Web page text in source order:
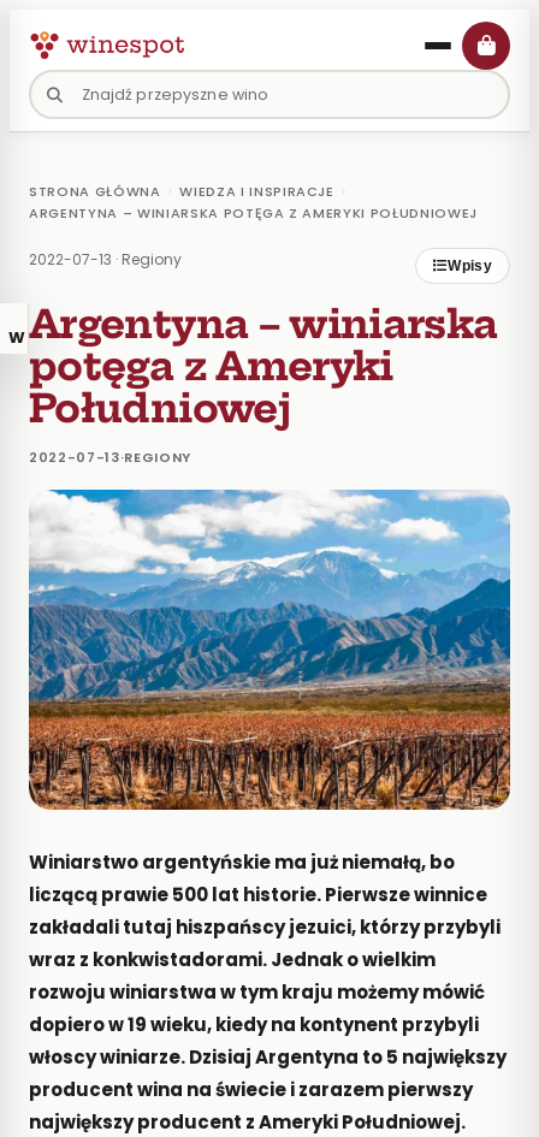
STRONA GŁÓWNA › WIEDZA I INSPIRACJE ›
ARGENTYNA – WINIARSKA POTĘGA Z AMERYKI POŁUDNIOWEJ
2022-07-13 · Regiony Wpisy
WPISY
BLOGA ×
SZUKAJ
BLOGU
Szukaj
na
blogu
KATEGORIE
Wszystkie
abc
wina
alkohole
historia
wina
Inspiracje
Porady
Regiony
szczepy
prezent
WPISY
Wino
Bag-
in-
Box
–
Argentyna – winiarska
potęga z Ameryki
Południowej
2022-07-13·REGIONY
Winiarstwo argentyńskie ma już niemałą, bo
liczącą prawie 500 lat historie. Pierwsze winnice
zakładali tutaj hiszpańscy jezuici, którzy przybyli
wraz z konkwistadorami. Jednak o wielkim
rozwoju winiarstwa w tym kraju możemy mówić
dopiero w 19 wieku, kiedy na kontynent przybyli
włoscy winiarze. Dzisiaj Argentyna to 5 największy
producent wina na świecie i zarazem pierwszy
największy producent z Ameryki Południowej.